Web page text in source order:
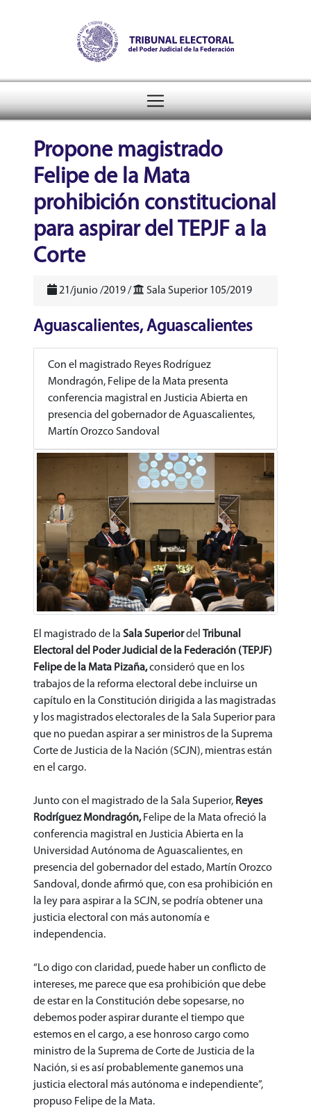
Tribunal Electoral del
header
Propone magistrado
Felipe de la Mata
prohibición constitucional
para aspirar del TEPJF a la
Corte
21/junio /2019 / Sala Superior 105/2019
Aguascalientes, Aguascalientes
Con el magistrado Reyes Rodríguez
Mondragón, Felipe de la Mata presenta
conferencia magistral en Justicia Abierta en
presencia del gobernador de Aguascalientes,
Martín Orozco Sandoval
El magistrado de la Sala Superiordel Tribunal
Electoral del Poder Judicial de la Federación (TEPJF)
Felipe de la Mata Pizaña,consideró que en los
trabajos de la reforma electoral debe incluirse un
capítulo en la Constitución dirigida a las magistradas
y los magistrados electorales de la Sala Superior para
que no puedan aspirar a ser ministros de la Suprema
Corte de Justicia de la Nación (SCJN), mientras están
en el cargo.
Junto con el magistrado de la Sala Superior, Reyes
Rodríguez Mondragón, Felipe de la Mata ofreció la
conferencia magistral en Justicia Abierta en la
Universidad Autónoma de Aguascalientes, en
presencia del gobernador del estado, Martín Orozco
Sandoval, donde afirmó que, con esa prohibición en
la ley para aspirar a la SCJN, se podría obtener una
justicia electoral con más autonomía e
independencia.
“Lo digo con claridad, puede haber un conflicto de
intereses, me parece que esa prohibición que debe
de estar en la Constitución debe sopesarse, no
debemos poder aspirar durante el tiempo que
estemos en el cargo, a ese honroso cargo como
ministro de la Suprema de Corte de Justicia de la
Nación, si es así probablemente ganemos una
justicia electoral más autónoma e independiente”,
propuso Felipe de la Mata.